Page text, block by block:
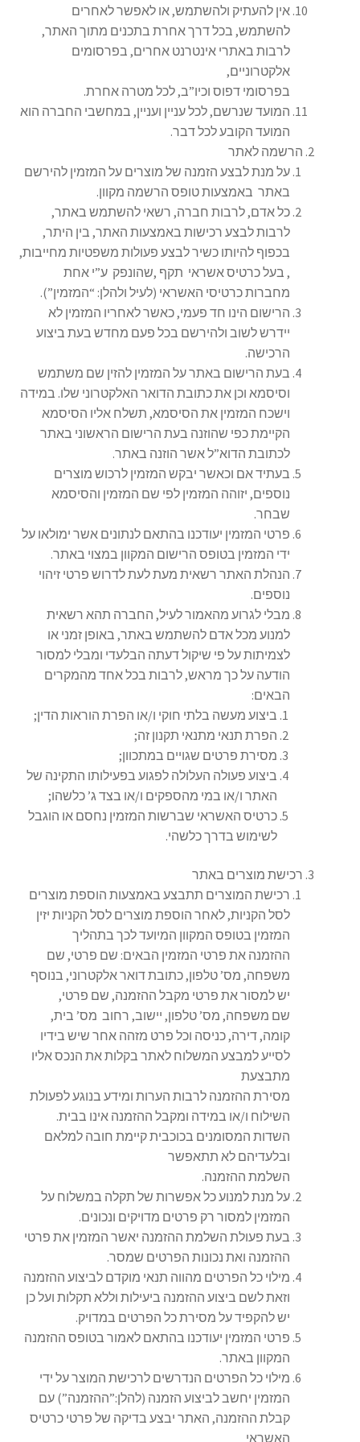
אין להעתיק ולהשתמש, או לאפשר לאחרים
להשתמש, בכל דרך אחרת בתכנים מתוך האתר,
לרבות באתרי אינטרנט אחרים, בפרסומים
אלקטרוניים,
בפרסומי דפוס וכיו”ב, לכל מטרה אחרת.
המועד שנרשם, לכל עניין ועניין, במחשבי החברה הוא
המועד הקובע לכל דבר.
הרשמה לאתר
על מנת לבצע הזמנה של מוצרים על המזמין להירשם
באתר באמצעות טופס הרשמה מקוון.
כל אדם, לרבות חברה, רשאי להשתמש באתר,
לרבות לבצע רכישות באמצעות האתר, בין היתר,
בכפוף להיותו כשיר לבצע פעולות משפטיות מחייבות,
, בעל כרטיס אשראי תקף ,שהונפק ע”י אחת
מחברות כרטיסי האשראי (לעיל ולהלן: “המזמין”).
הרישום הינו חד פעמי, כאשר לאחריו המזמין לא
יידרש לשוב ולהירשם בכל פעם מחדש בעת ביצוע
הרכישה.
בעת הרישום באתר על המזמין להזין שם משתמש
וסיסמא וכן את כתובת הדואר האלקטרוני שלו. במידה
וישכח המזמין את הסיסמא, תשלח אליו הסיסמא
הקיימת כפי שהוזנה בעת הרישום הראשוני באתר
לכתובת הדוא”ל אשר הוזנה באתר.
בעתיד אם וכאשר יבקש המזמין לרכוש מוצרים
נוספים, יזוהה המזמין לפי שם המזמין והסיסמא
שבחר.
פרטי המזמין יעודכנו בהתאם לנתונים אשר ימולאו על
ידי המזמין בטופס הרישום המקוון במצוי באתר.
הנהלת האתר רשאית מעת לעת לדרוש פרטי זיהוי
נוספים.
מבלי לגרוע מהאמור לעיל, החברה תהא רשאית
למנוע מכל אדם להשתמש באתר, באופן זמני או
לצמיתות על פי שיקול דעתה הבלעדי ומבלי למסור
הודעה על כך מראש, לרבות בכל אחד מהמקרים
הבאים:
ביצוע מעשה בלתי חוקי ו/או הפרת הוראות הדין;
הפרת תנאי מתנאי תקנון זה;
מסירת פרטים שגויים במתכוון;
ביצוע פעולה העלולה לפגוע בפעילותו התקינה של
האתר ו/או במי מהספקים ו/או בצד ג’ כלשהו;
כרטיס האשראי שברשות המזמין נחסם או הוגבל
לשימוש בדרך כלשהי.
רכישת מוצרים באתר
רכישת המוצרים תתבצע באמצעות הוספת מוצרים
לסל הקניות, לאחר הוספת מוצרים לסל הקניות יזין
המזמין בטופס המקוון המיועד לכך בתהליך
ההזמנה את פרטי המזמין הבאים: שם פרטי, שם
משפחה, מס’ טלפון, כתובת דואר אלקטרוני, בנוסף
יש למסור את פרטי מקבל ההזמנה, שם פרטי,
שם משפחה, מס’ טלפון, יישוב, רחוב מס’ בית,
קומה, דירה, כניסה וכל פרט מזהה אחר שיש בידיו
לסייע למבצע המשלוח לאתר בקלות את הנכס אליו
מתבצעת
מסירת ההזמנה לרבות הערות ומידע בנוגע לפעולת
השילוח ו/או במידה ומקבל ההזמנה אינו בבית.
השדות המסומנים בכוכבית קיימת חובה למלאם
ובלעדיהם לא תתאפשר
השלמת ההזמנה.
על מנת למנוע כל אפשרות של תקלה במשלוח על
המזמין למסור רק פרטים מדויקים ונכונים.
בעת פעולת השלמת ההזמנה יאשר המזמין את פרטי
ההזמנה ואת נכונות הפרטים שמסר.
מילוי כל הפרטים מהווה תנאי מוקדם לביצוע ההזמנה
וזאת לשם ביצוע ההזמנה ביעילות וללא תקלות ועל כן
יש להקפיד על מסירת כל הפרטים במדויק.
פרטי המזמין יעודכנו בהתאם לאמור בטופס ההזמנה
המקוון באתר.
מילוי כל הפרטים הנדרשים לרכישת המוצר על ידי
המזמין יחשב לביצוע הזמנה (להלן:”ההזמנה”) עם
קבלת ההזמנה, האתר יבצע בדיקה של פרטי כרטיס
האשראי